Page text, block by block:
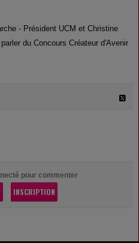
- Président UCM et Christine
du Concours Créateur d'Avenir
pour commenter
INSCRIPTION